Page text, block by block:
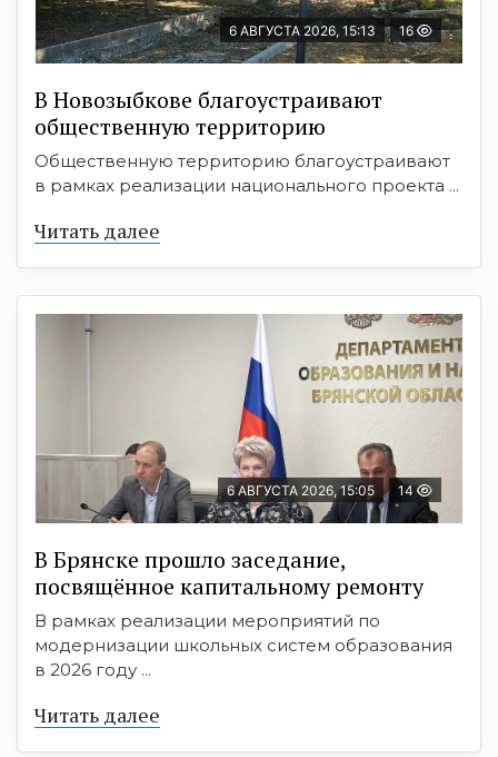
6 АВГУСТА 2026, 15:13 16
В Новозыбкове благоустраивают
общественную территорию
Общественную территорию благоустраивают
в рамках реализации национального проекта ...
Читать далее
6 АВГУСТА 2026, 15:05 14
В Брянске прошло заседание,
посвящённое капитальному ремонту
В рамках реализации мероприятий по
модернизации школьных систем образования
в 2026 году ...
Читать далее